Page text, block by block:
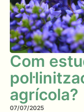
Com
agrícola?
07/07/2025